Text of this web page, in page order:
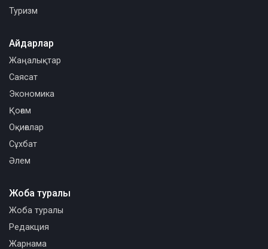
Туризм
Айдарлар
Жаңалықтар
Саясат
Экономика
Қоғам
Оқиғалар
Сұхбат
Әлем
Жоба туралы
Жоба туралы
Редакция
Жарнама